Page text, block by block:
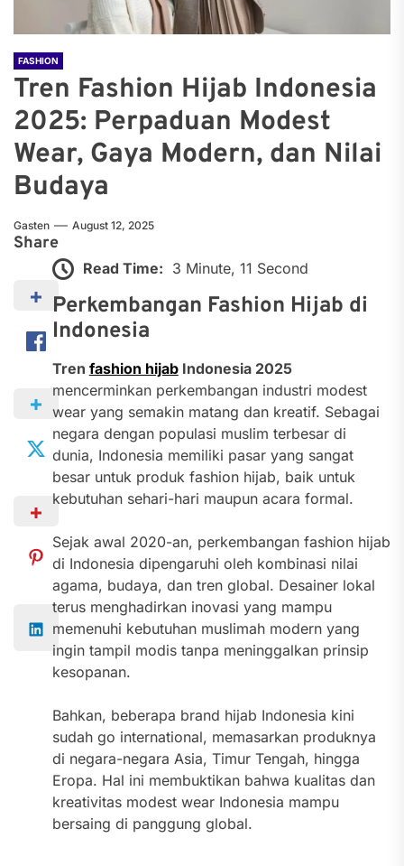
FASHION
Tren Fashion Hijab Indonesia
2025: Perpaduan Modest
Wear, Gaya Modern, dan Nilai
Budaya
Gasten August 12, 2025
Share
Read Time: 3 Minute, 11 Second
Perkembangan Fashion Hijab di
Indonesia
Tren fashion hijabIndonesia 2025
mencerminkan perkembangan industri modest
wear yang semakin matang dan kreatif. Sebagai
negara dengan populasi muslim terbesar di
dunia, Indonesia memiliki pasar yang sangat
besar untuk produk fashion hijab, baik untuk
kebutuhan sehari-hari maupun acara formal.
Sejak awal 2020-an, perkembangan fashion hijab
di Indonesia dipengaruhi oleh kombinasi nilai
agama, budaya, dan tren global. Desainer lokal
terus menghadirkan inovasi yang mampu
memenuhi kebutuhan muslimah modern yang
ingin tampil modis tanpa meninggalkan prinsip
kesopanan.
Bahkan, beberapa brand hijab Indonesia kini
sudah go international, memasarkan produknya
di negara-negara Asia, Timur Tengah, hingga
Eropa. Hal ini membuktikan bahwa kualitas dan
kreativitas modest wear Indonesia mampu
bersaing di panggung global.